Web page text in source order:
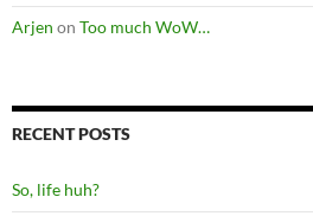
Arjen on Too much WoW…
RECENT POSTS
So, life huh?